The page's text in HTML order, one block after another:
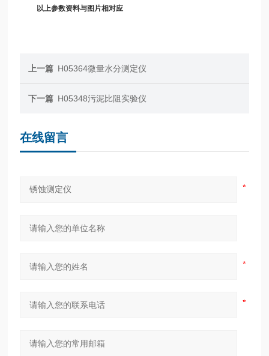
以上参数资料与图片相对应
上一篇 H05364微量水分测定仪
下一篇 H05348污泥比阻实验仪
在线留言